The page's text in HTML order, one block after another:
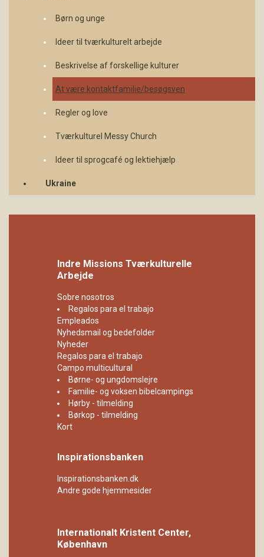
Børn og unge
Ideer til tværkulturelt arbejde
Beskrivelse af forskellige kulturer
At være kontaktfamilie/besøgsven
Regler og love
Tværkulturel Messy Church
Ideer til sprogcafé og lektiehjælp
Ukraine
Indre Missions Tværkulturelle
Arbejde
Sobre nosotros
Regalos para el trabajo
Empleados
Nyhedsmail og bedefolder
Nyheder
Regalos para el trabajo
Campo multicultural
Børne- og ungdomslejre
Familie- og voksen bibelcampings
Hørby - tilmelding
Børkop - tilmelding
Kort
Inspirationsbanken
Inspirationsbanken.dk
Andre gode hjemmesider
Internationalt Kristent Center,
København